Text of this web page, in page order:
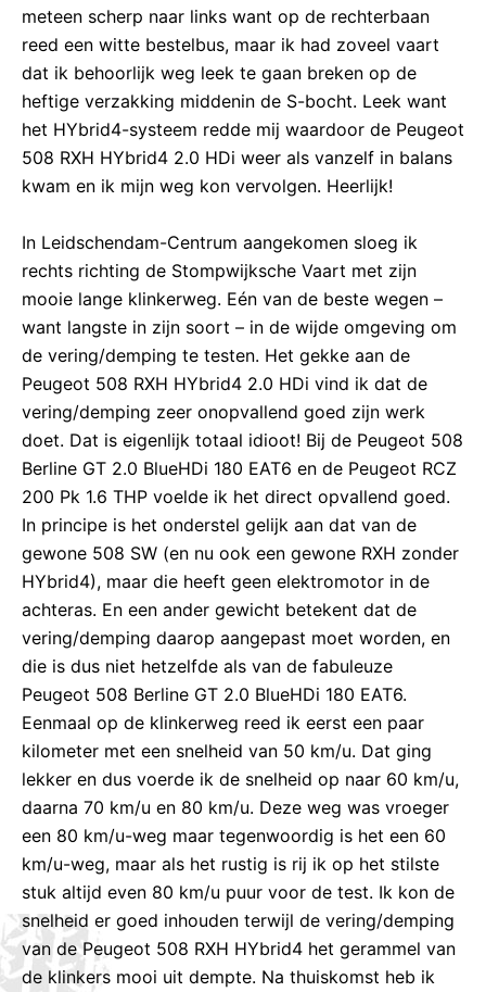
meteen scherp naar links want op de rechterbaan
reed een witte bestelbus, maar ik had zoveel vaart
dat ik behoorlijk weg leek te gaan breken op de
heftige verzakking middenin de S-bocht. Leek want
het HYbrid4-systeem redde mij waardoor de Peugeot
508 RXH HYbrid4 2.0 HDi weer als vanzelf in balans
kwam en ik mijn weg kon vervolgen. Heerlijk!
In Leidschendam-Centrum aangekomen sloeg ik
rechts richting de Stompwijksche Vaart met zijn
mooie lange klinkerweg. Eén van de beste wegen –
want langste in zijn soort – in de wijde omgeving om
de vering/demping te testen. Het gekke aan de
Peugeot 508 RXH HYbrid4 2.0 HDi vind ik dat de
vering/demping zeer onopvallend goed zijn werk
doet. Dat is eigenlijk totaal idioot! Bij de Peugeot 508
Berline GT 2.0 BlueHDi 180 EAT6 en de Peugeot RCZ
200 Pk 1.6 THP voelde ik het direct opvallend goed.
In principe is het onderstel gelijk aan dat van de
gewone 508 SW (en nu ook een gewone RXH zonder
HYbrid4), maar die heeft geen elektromotor in de
achteras. En een ander gewicht betekent dat de
vering/demping daarop aangepast moet worden, en
die is dus niet hetzelfde als van de fabuleuze
Peugeot 508 Berline GT 2.0 BlueHDi 180 EAT6.
Eenmaal op de klinkerweg reed ik eerst een paar
kilometer met een snelheid van 50 km/u. Dat ging
lekker en dus voerde ik de snelheid op naar 60 km/u,
daarna 70 km/u en 80 km/u. Deze weg was vroeger
een 80 km/u-weg maar tegenwoordig is het een 60
km/u-weg, maar als het rustig is rij ik op het stilste
stuk altijd even 80 km/u puur voor de test. Ik kon de
snelheid er goed inhouden terwijl de vering/demping
van de Peugeot 508 RXH HYbrid4 het gerammel van
de klinkers mooi uit dempte. Na thuiskomst heb ik